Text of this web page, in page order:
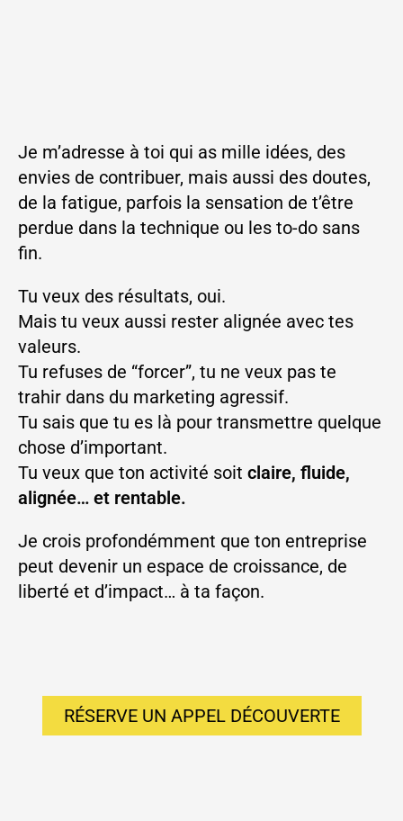
Je m’adresse à toi qui as mille idées, des
envies de contribuer, mais aussi des doutes,
de la fatigue, parfois la sensation de t’être
perdue dans la technique ou les to-do sans
fin.
Tu veux des résultats, oui.
Mais tu veux aussi rester alignée avec tes
valeurs.
Tu refuses de “forcer”, tu ne veux pas te
trahir dans du marketing agressif.
Tu sais que tu es là pour transmettre quelque
chose d’important.
Tu veux que ton activité soit claire, fluide,
alignée… et rentable.
Je crois profondémment que ton entreprise
peut devenir un espace de croissance, de
liberté et d’impact… à ta façon.
RÉSERVE UN APPEL DÉCOUVERTE